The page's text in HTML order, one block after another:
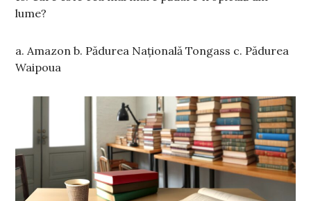
lume?
a. Amazon b. Pădurea Națională Tongass c. Pădurea
Waipoua